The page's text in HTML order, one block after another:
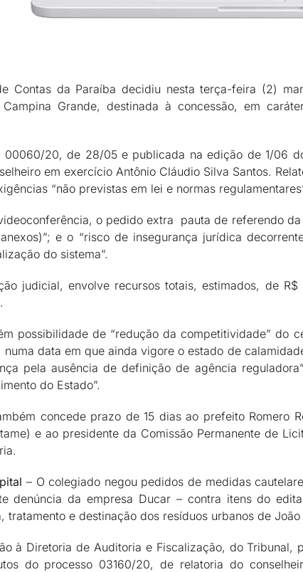
Contas da Paraíba decidiu nesta terça-feira (2)
Grande, destinada à concessão, em
00060/20, de 28/05 e publicada na edição de 1/06
em exercício Antônio Cláudio Silva Santos.
“não previstas em lei e normas
o pedido extra pauta de referendo
e o “risco de insegurança jurídica
do sistema”.
judicial, envolve recursos totais, estimados, de
possibilidade de “redução da competitividade” do
data em que ainda vigore o estado de
pela ausência de definição de agência
do Estado”.
concede prazo de 15 dias ao prefeito Romero
e ao presidente da Comissão Permanente de
– O colegiado negou pedidos de medidas
denúncia da empresa Ducar – contra itens do
tratamento e destinação dos resíduos urbanos de João
à Diretoria de Auditoria e Fiscalização, do
do processo 03160/20, de relatoria do